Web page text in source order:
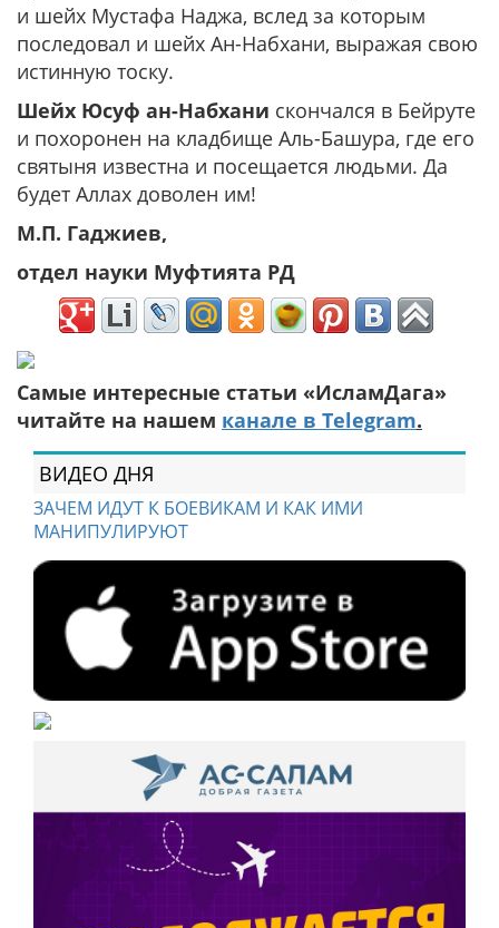
и шейх Мустафа Наджа, вслед за которым
последовал и шейх Ан-Набхани, выражая свою
истинную тоску.
Шейх Юсуф ан-Набхани скончался в Бейруте
и похоронен на кладбище Аль-Башура, где его
святыня известна и посещается людьми. Да
будет Аллах доволен им!
М.П. Гаджиев,
отдел науки Муфтията РД
Самые интересные статьи «ИсламДага»
читайте на нашем канале в Telegram.
ВИДЕО ДНЯ
ЗАЧЕМ ИДУТ К БОЕВИКАМ И КАК ИМИ
МАНИПУЛИРУЮТ